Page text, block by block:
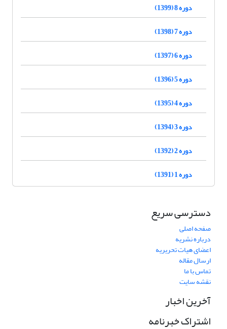
دوره 8 (1399)
دوره 7 (1398)
دوره 6 (1397)
دوره 5 (1396)
دوره 4 (1395)
دوره 3 (1394)
دوره 2 (1392)
دوره 1 (1391)
دسترسی سریع
صفحه اصلی
درباره نشریه
اعضای هیات تحریریه
ارسال مقاله
تماس با ما
نقشه سایت
آخرین اخبار
اشتراک خبرنامه